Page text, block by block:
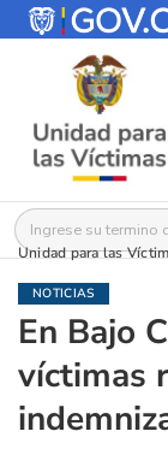
Buscar:
Unidad para las
NOTICIAS
En Bajo
víctimas